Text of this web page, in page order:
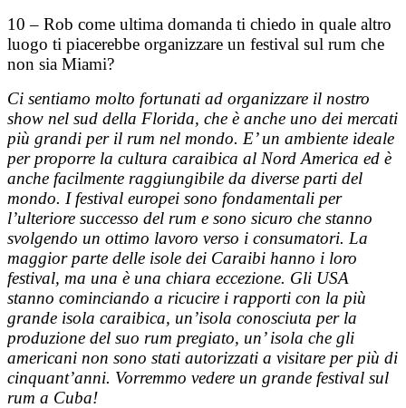
10 – Rob come ultima domanda ti chiedo in quale altro
luogo ti piacerebbe organizzare un festival sul rum che
non sia Miami?
Ci sentiamo molto fortunati ad organizzare il nostro
show nel sud della Florida, che è anche uno dei mercati
più grandi per il rum nel mondo. E’ un ambiente ideale
per proporre la cultura caraibica al Nord America ed è
anche facilmente raggiungibile da diverse parti del
mondo. I festival europei sono fondamentali per
l’ulteriore successo del rum e sono sicuro che stanno
svolgendo un ottimo lavoro verso i consumatori. La
maggior parte delle isole dei Caraibi hanno i loro
festival, ma una è una chiara eccezione. Gli USA
stanno cominciando a ricucire i rapporti con la più
grande isola caraibica, un’isola conosciuta per la
produzione del suo rum pregiato, un’ isola che gli
americani non sono stati autorizzati a visitare per più di
cinquant’anni. Vorremmo vedere un grande festival sul
rum a Cuba!